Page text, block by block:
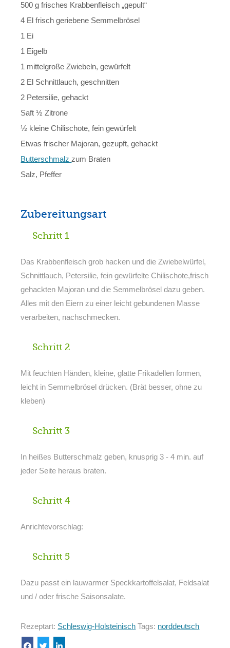
500 g frisches Krabbenfleisch „gepult“
4 El frisch geriebene Semmelbrösel
1 Ei
1 Eigelb
1 mittelgroße Zwiebeln, gewürfelt
2 El Schnittlauch, geschnitten
2 Petersilie, gehackt
Saft ½ Zitrone
½ kleine Chilischote, fein gewürfelt
Etwas frischer Majoran, gezupft, gehackt
Butterschmalz zum Braten
Salz, Pfeffer
Zubereitungsart
Schritt 1
Das Krabbenfleisch grob hacken und die Zwiebelwürfel,
Schnittlauch, Petersilie, fein gewürfelte Chilischote,frisch
gehackten Majoran und die Semmelbrösel dazu geben.
Alles mit den Eiern zu einer leicht gebundenen Masse
verarbeiten, nachschmecken.
Schritt 2
Mit feuchten Händen, kleine, glatte Frikadellen formen,
leicht in Semmelbrösel drücken. (Brät besser, ohne zu
kleben)
Schritt 3
In heißes Butterschmalz geben, knusprig 3 - 4 min. auf
jeder Seite heraus braten.
Schritt 4
Anrichtevorschlag:
Schritt 5
Dazu passt ein lauwarmer Speckkartoffelsalat, Feldsalat
und / oder frische Saisonsalate.
Rezeptart: Schleswig-Holsteinisch Tags: norddeutsch